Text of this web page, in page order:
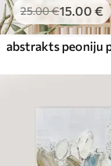
25.00€15.00 €
abstrakts peoniju